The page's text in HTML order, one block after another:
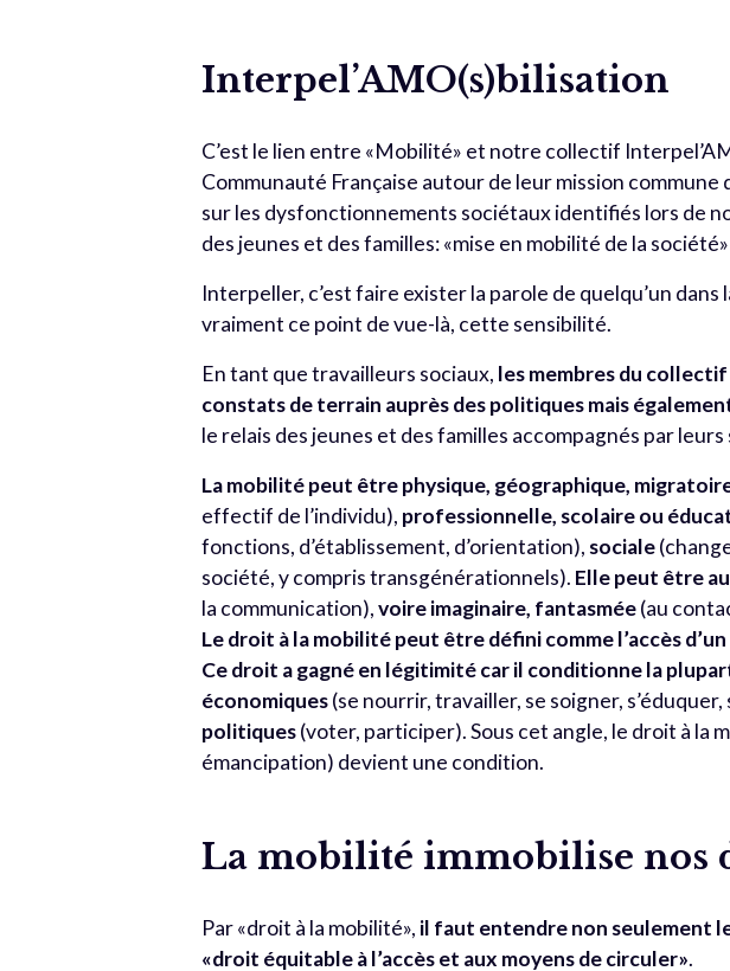
Interpel’AMO(s)bilisation
C’est le lien entre «Mobilité» et notre collectif
Communauté Française autour de leur mission
sur les dysfonctionnements sociétaux identifiés lors de
des jeunes et des familles: «mise en mobilité de la
Interpeller, c’est faire exister la parole de quelqu’un dans
vraiment ce point de vue-là, cette sensibilité.
En tant que travailleurs sociaux, les membres du
constats de terrain auprès des politiques mais
le relais des jeunes et des familles accompagnés par leurs
La mobilité peut être physique, géographique,
effectif de l’individu), professionnelle, scolaire ou
fonctions, d’établissement, d’orientation), sociale
société, y compris transgénérationnels). Elle peut être
la communication),voire imaginaire, fantasmée(au
Le droit à la mobilité peut être défini comme l’accès
Ce droit a gagné en légitimité car il conditionne la
économiques(se nourrir, travailler, se soigner,
politiques(voter, participer). Sous cet angle, le droit à la
émancipation) devient une condition.
La mobilité immobilise nos
Par «droit à la mobilité», il faut entendre non seulement
«droit équitable à l’accès et aux moyens de circuler».